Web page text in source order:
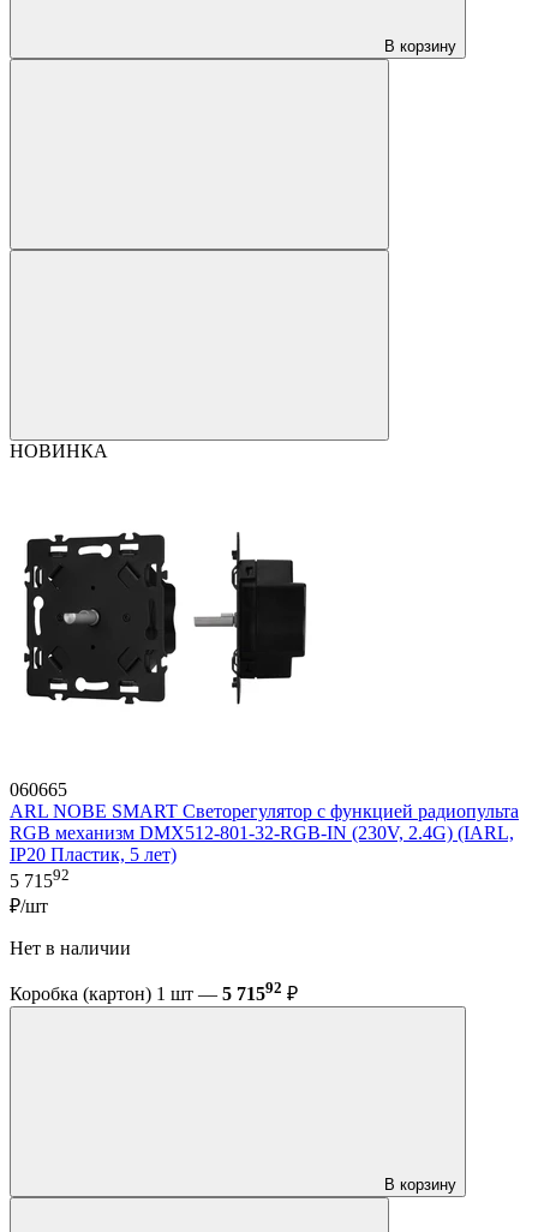
В корзину
НОВИНКА
060665
ARL NOBE SMART Светорегулятор с функцией радиопульта
RGB механизм DMX512-801-32-RGB-IN (230V, 2.4G) (IARL,
IP20 Пластик, 5 лет)
5 71592
₽/шт
Нет в наличии
Коробка (картон) 1 шт — 5 71592 ₽
В корзину